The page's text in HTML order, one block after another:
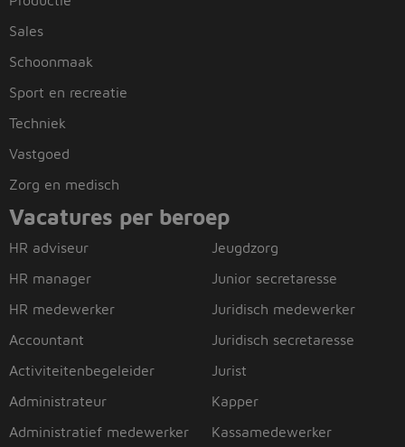
Sales
Schoonmaak
Sport en recreatie
Techniek
Vastgoed
Zorg en medisch
Vacatures per beroep
HR adviseur
HR manager
HR medewerker
Accountant
Activiteitenbegeleider
Administrateur
Administratief medewerker
Jeugdzorg
Junior secretaresse
Juridisch medewerker
Juridisch secretaresse
Jurist
Kapper
Kassamedewerker